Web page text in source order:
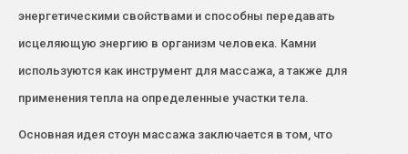
энергетическими свойствами и способны передавать
исцеляющую энергию в организм человека. Камни
используются как инструмент для массажа, а также для
применения тепла на определенные участки тела.
Основная идея стоун массажа заключается в том, что